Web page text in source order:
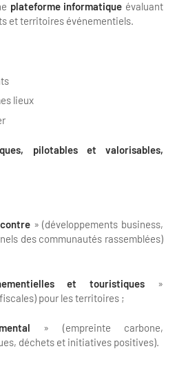
plateforme informatique évaluant
et territoires événementiels.
lieux
pilotables et valorisables,
» (développements business,
des communautés rassemblées)
et touristiques »
pour les territoires ;
» (empreinte carbone,
déchets et initiatives positives).